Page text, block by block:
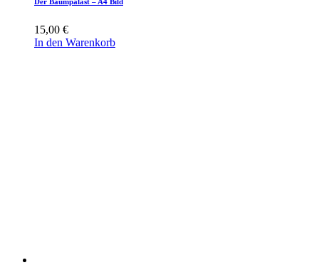
15,00 €
In den Warenkorb